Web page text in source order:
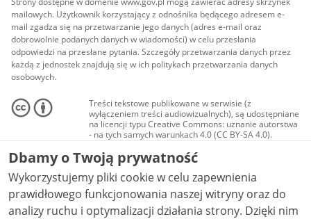
mailowych. Użytkownik korzystający z odnośnika będącego adresem e-
mail zgadza się na przetwarzanie jego danych (adres e-mail oraz
dobrowolnie podanych danych w wiadomości) w celu przesłania
odpowiedzi na przesłane pytania. Szczegóły przetwarzania danych przez
każdą z jednostek znajdują się w ich politykach przetwarzania danych
osobowych.
Treści tekstowe publikowane w serwisie (z
wyłączeniem treści audiowizualnych), są udostępniane
na licencji typu Creative Commons: uznanie autorstwa
- na tych samych warunkach 4.0 (CC BY-SA 4.0).
Materiały audiowizualne, w tym zdjęcia, materiały
audio i wideo, są udostępniane na licencji typu
Creative Commons: uznanie autorstwa użycie
niekomercyjne - bez utworów zależnych 4.0 (CC BY-
NC-ND 4.0), o ile nie jest to stwierdzone inaczej.
Dbamy o Twoją prywatność
Wykorzystujemy pliki cookie w celu zapewnienia
prawidłowego funkcjonowania naszej witryny oraz do
analizy ruchu i optymalizacji działania strony. Dzięki nim